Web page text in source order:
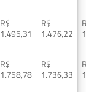
R$
1.495,31
R$
1.476,22
R$
1.758,78
R$
1.736,33